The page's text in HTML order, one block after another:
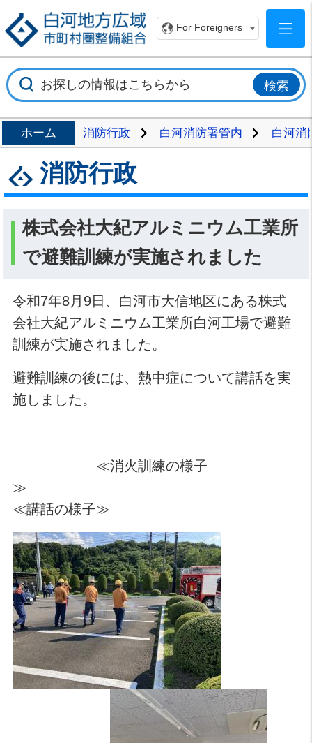
白
For Foreigners
ホーム 消防行政 白河消防署管内 白河消
消防行政
株式会社大紀アルミニウム工業所
で避難訓練が実施されました
令和7年8月9日、白河市大信地区にある株式
会社大紀アルミニウム工業所白河工場で避難
訓練が実施されました。
避難訓練の後には、熱中症について講話を実
施しました。
≪消火訓練の様子
≫
≪講話の様子≫